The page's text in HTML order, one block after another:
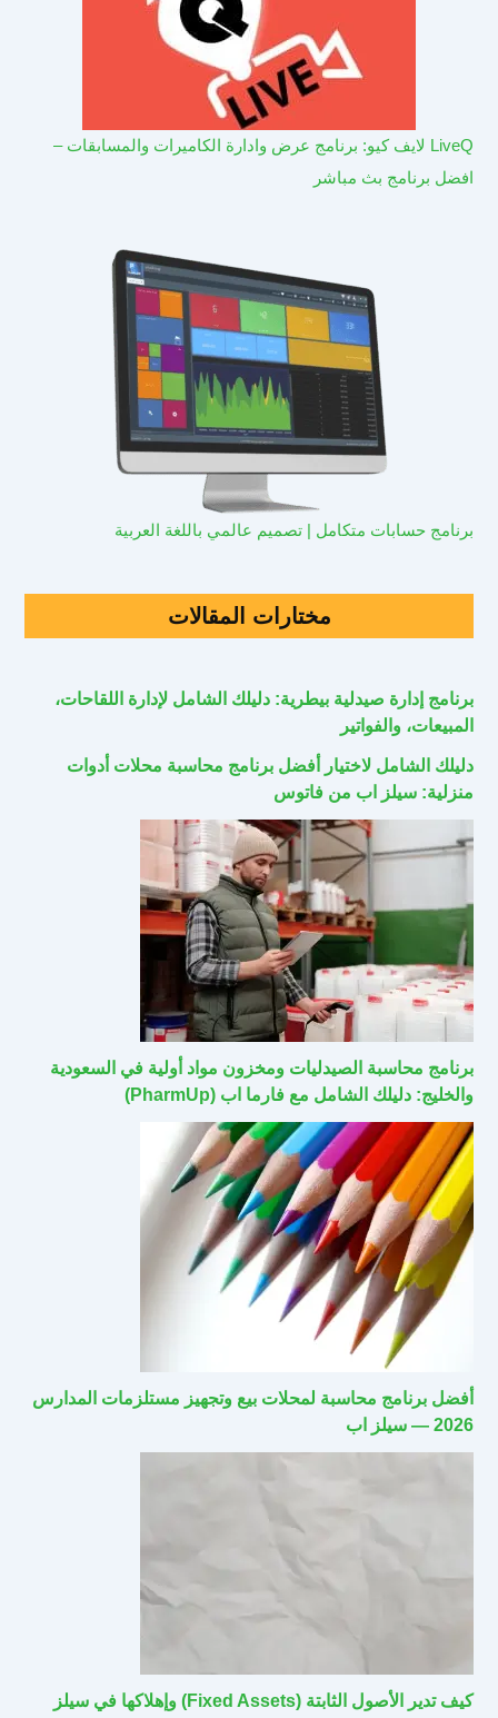
LiveQ لايف كيو: برنامج عرض وادارة الكاميرات والمسابقات –
افضل برنامج بث مباشر
برنامج حسابات متكامل | تصميم عالمي باللغة العربية
مختارات المقالات
برنامج إدارة صيدلية بيطرية: دليلك الشامل لإدارة اللقاحات،
المبيعات، والفواتير
دليلك الشامل لاختيار أفضل برنامج محاسبة محلات أدوات
منزلية: سيلز اب من فاتوس
برنامج محاسبة الصيدليات ومخزون مواد أولية في السعودية
والخليج: دليلك الشامل مع فارما اب (PharmUp)
أفضل برنامج محاسبة لمحلات بيع وتجهيز مستلزمات المدارس
2026 — سيلز اب
كيف تدير الأصول الثابتة (Fixed Assets) وإهلاكها في سيلز